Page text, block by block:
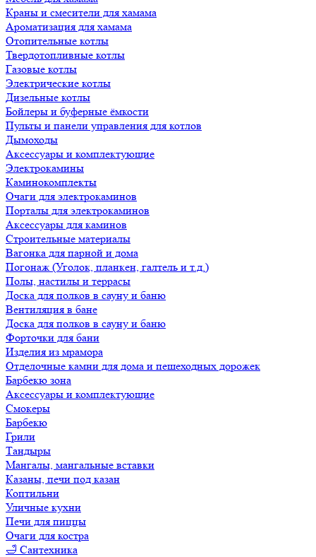
Краны и смесители для хамама
Ароматизация для хамама
Отопительные котлы
Твердотопливные котлы
Газовые котлы
Электрические котлы
Дизельные котлы
Бойлеры и буферные ёмкости
Пульты и панели управления для котлов
Дымоходы
Аксессуары и комплектующие
Электрокамины
Каминокомплекты
Очаги для электрокаминов
Порталы для электрокаминов
Аксессуары для каминов
Строительные материалы
Вагонка для парной и дома
Погонаж (Уголок, планкен, галтель и т.д.)
Полы, настилы и террасы
Доска для полков в сауну и баню
Вентиляция в бане
Доска для полков в сауну и баню
Форточки для бани
Изделия из мрамора
Отделочные камни для дома и пешеходных дорожек
Барбекю зона
Аксессуары и комплектующие
Смокеры
Барбекю
Грили
Тандыры
Мангалы, мангальные вставки
Казаны, печи под казан
Коптильни
Уличные кухни
Печи для пиццы
Очаги для костра
🛁 Сантехника